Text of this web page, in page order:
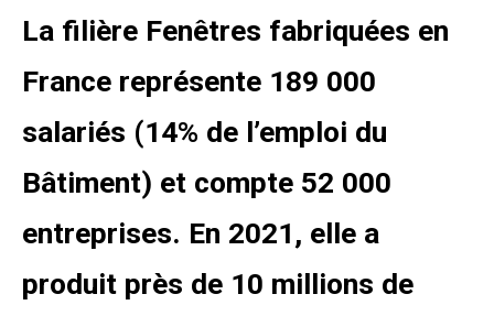
La filière Fenêtres fabriquées en
France représente 189 000
salariés (14% de l’emploi du
Bâtiment) et compte 52 000
entreprises. En 2021, elle a
produit près de 10 millions de